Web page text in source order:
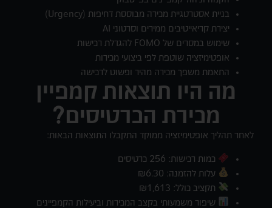
בניית אסטרטגיית מכירה מבוססת דחיפות (Urgency)
יצירת קריאייטיבים ממירים וסרטוני AI
שימוש במסרים של FOMO להגדלת רכישות
אופטימיזציה שוטפת לפי ביצועי מכירות
התאמת משפך מכירה מהיר ופשוט לרכישה
מה היו תוצאות קמפיין
מכירת הכרטיסים?
לאחר תהליך אופטימיזציה ממוקד התקבלו התוצאות הבאות:
כמות רכישות: 256 כרטיסים
עלות להזמנה: ₪6.30
תקציב כולל: ₪1,613
שיפור משמעותי בקצב המכירות וביעילות הקמפיינים